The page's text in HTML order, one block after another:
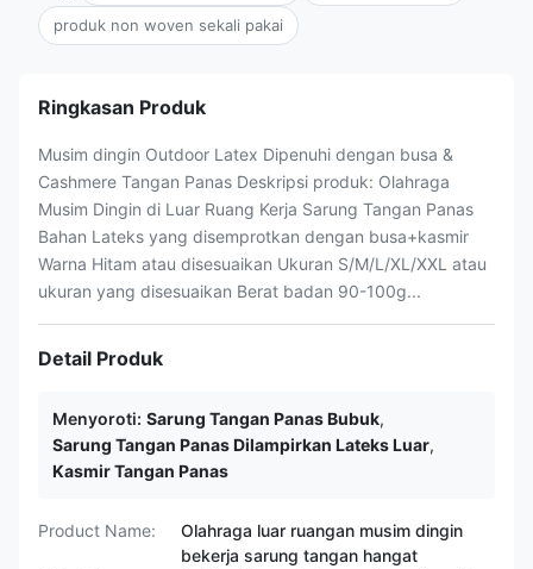
produk non woven sekali pakai
Ringkasan Produk
Musim dingin Outdoor Latex Dipenuhi dengan busa &
Cashmere Tangan Panas Deskripsi produk: Olahraga
Musim Dingin di Luar Ruang Kerja Sarung Tangan Panas
Bahan Lateks yang disemprotkan dengan busa+kasmir
Warna Hitam atau disesuaikan Ukuran S/M/L/XL/XXL atau
ukuran yang disesuaikan Berat badan 90-100g...
Detail Produk
Menyoroti: Sarung Tangan Panas Bubuk,
Sarung Tangan Panas Dilampirkan Lateks Luar,
Kasmir Tangan Panas
Product Name:
Olahraga luar ruangan musim dingin
bekerja sarung tangan hangat